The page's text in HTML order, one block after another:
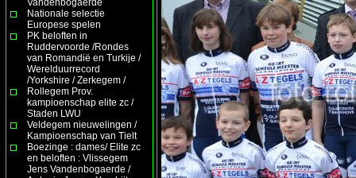
Nationale selectie
Europese spelen
PK beloften in
Ruddervoorde /Rondes
van Romandië en Turkije /
Werelduurrecord
/Yorkshire / Zerkegem /
Rollegem Prov.
kampioenschap elite zc /
Staden LWU
Veldegem nieuwelingen /
Kampioenschap van Tielt
Boezinge : dames/ Elite zc
en beloften : Vlissegem
Jens Vandenbogaerde /